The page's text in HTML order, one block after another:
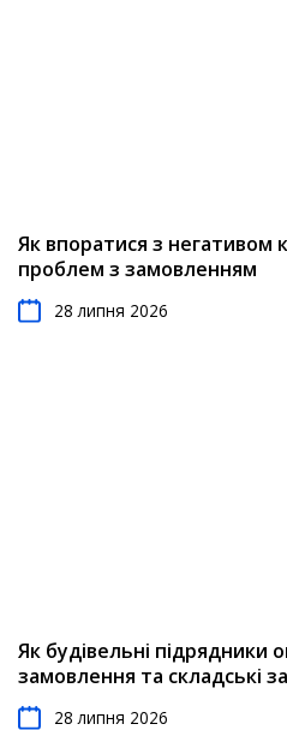
Як впоратися з негативом
проблем з замовленням
28 липня 2026
Як будівельні підрядники
замовлення та складські
28 липня 2026